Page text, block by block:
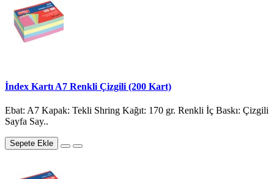
İndex Kartı A7 Renkli Çizgili (200 Kart)
Ebat: A7 Kapak: Tekli Shring Kağıt: 170 gr. Renkli İç Baskı: Çizgili
Sayfa Say..
Sepete Ekle